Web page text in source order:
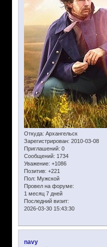
Откуда: Архангельск
Зарегистрирован: 2010-03-08
Приглашений: 0
Сообщений: 1734
Уважение: +1086
Позитив: +221
Пол: Мужской
Провел на форуме:
1 месяц 7 дней
Последний визит:
2026-03-30 15:43:30
navy